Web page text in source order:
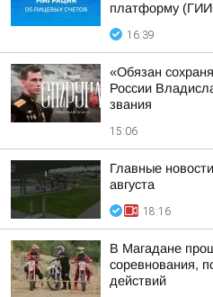
платформу
16:39
«Обязан
России
звания
15:06
Главные
августа
18:16
В Магадане
соревнования,
действий